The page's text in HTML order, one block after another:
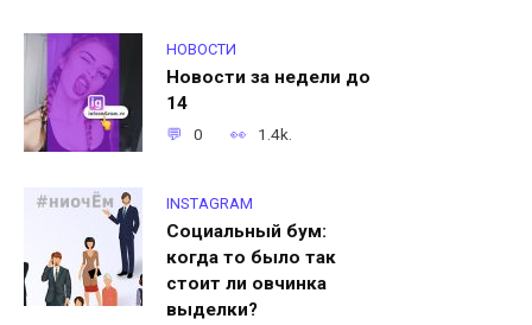
НОВОСТИ
Новости за недели до
14
0 1.4k.
INSTAGRAM
Социальный бум:
когда то было так
стоит ли овчинка
выделки?